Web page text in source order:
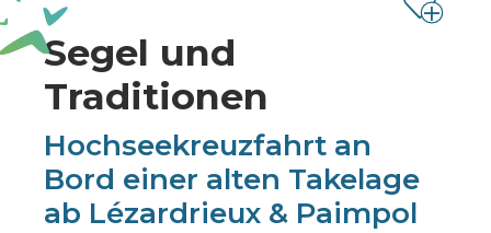
Segel und
Traditionen
Hochseekreuzfahrt an
Bord einer alten Takelage
ab Lézardrieux & Paimpol